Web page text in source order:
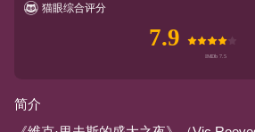
猫眼综合评分
7.9
简介